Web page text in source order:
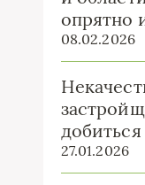
опрятно
08.02.2026
27.01.2026